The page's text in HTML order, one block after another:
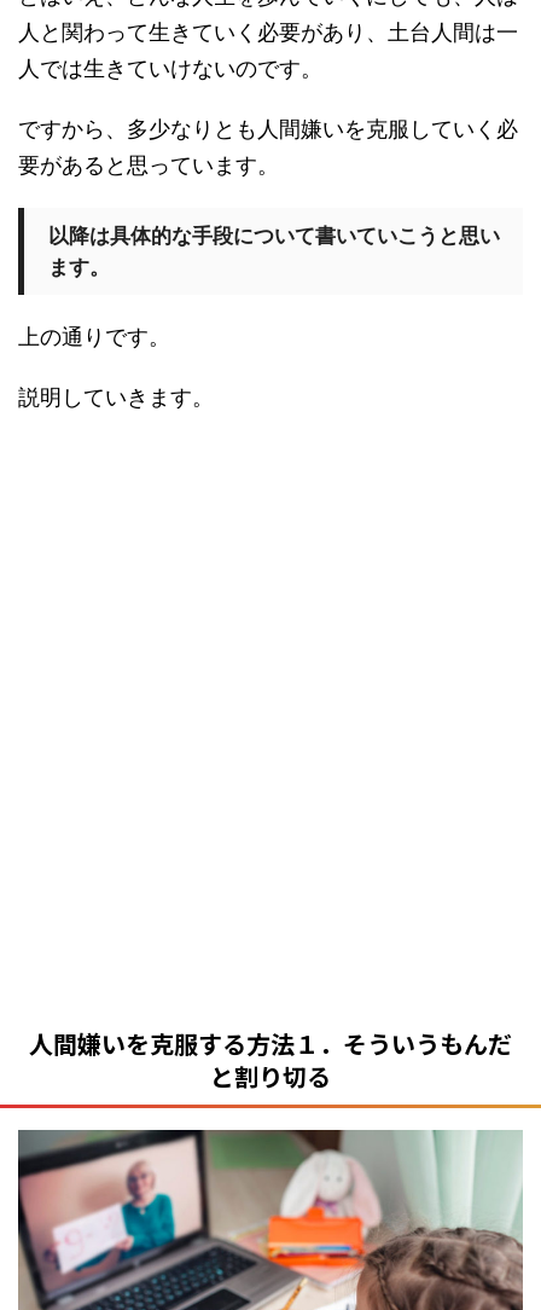
人と関わって生きていく必要があり、土台人間は一
人では生きていけないのです。
ですから、多少なりとも人間嫌いを克服していく必
要があると思っています。
以降は具体的な手段について書いていこうと思い
ます。
上の通りです。
説明していきます。
人間嫌いを克服する方法１．そういうもんだ
と割り切る